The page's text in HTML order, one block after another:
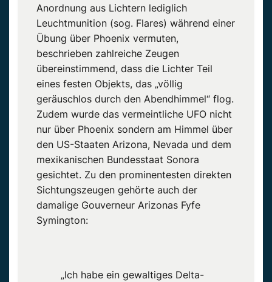
Anordnung aus Lichtern lediglich
Leuchtmunition (sog. Flares) während einer
Übung über Phoenix vermuten,
beschrieben zahlreiche Zeugen
übereinstimmend, dass die Lichter Teil
eines festen Objekts, das „völlig
geräuschlos durch den Abendhimmel“ flog.
Zudem wurde das vermeintliche UFO nicht
nur über Phoenix sondern am Himmel über
den US-Staaten Arizona, Nevada und dem
mexikanischen Bundesstaat Sonora
gesichtet. Zu den prominentesten direkten
Sichtungszeugen gehörte auch der
damalige Gouverneur Arizonas Fyfe
Symington:
„Ich habe ein gewaltiges Delta-